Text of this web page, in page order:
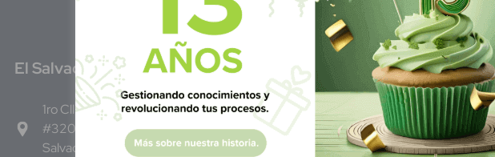
El Salvador
1ro Cll Pte, y 61 Av Nte,
#3206, Local 9, San
Salvador Centro
México
Calle Pitágoras 234, Col.
Narvarte Poniente, Alcaldía
Benito Juárez, C.P. 03020,
S